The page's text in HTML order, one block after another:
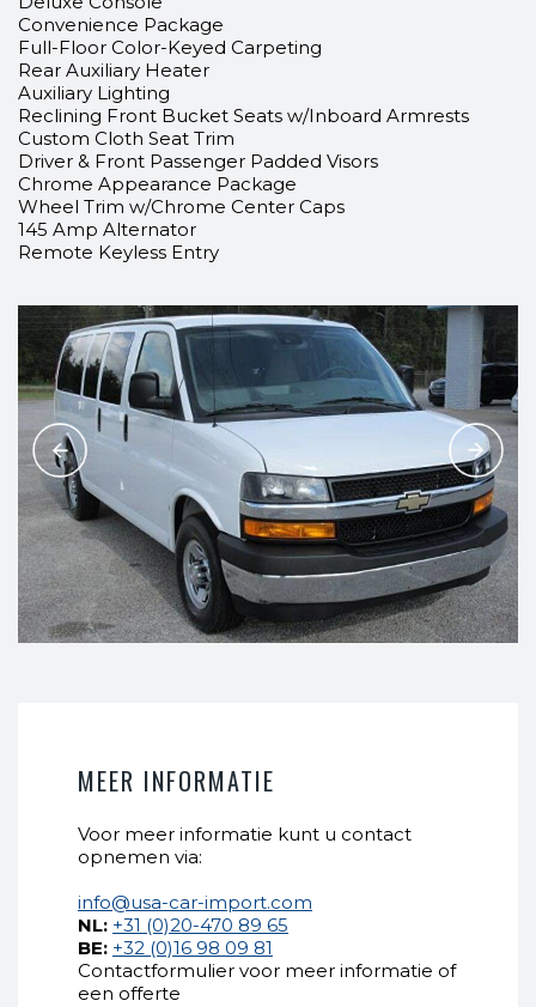
Convenience Package
Full-Floor Color-Keyed Carpeting
Rear Auxiliary Heater
Auxiliary Lighting
Reclining Front Bucket Seats w/Inboard Armrests
Custom Cloth Seat Trim
Driver & Front Passenger Padded Visors
Chrome Appearance Package
Wheel Trim w/Chrome Center Caps
145 Amp Alternator
Remote Keyless Entry
MEER INFORMATIE
Voor meer informatie kunt u contact
opnemen via:
info@usa-car-import.com
NL: +31 (0)20-470 89 65
BE: +32 (0)16 98 09 81
Contactformulier voor meer informatie of
een offerte